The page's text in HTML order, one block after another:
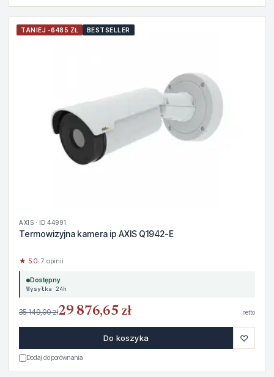
TANIEJ -6485 ZŁ BESTSELLER
AXIS · ID 44991
Termowizyjna kamera ip AXIS Q1942-E
★ 5.0· 7 opinii
Dostępny
Wysyłka 24h
35 149,00 zł29 876,65 zł netto
Do koszyka ♡
Dodaj do porównania